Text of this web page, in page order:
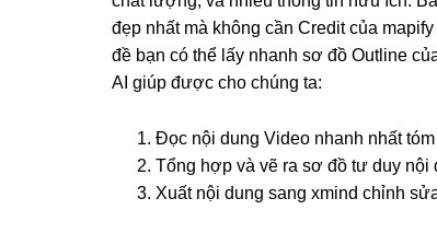
đẹp nhất mà không cần Credit của
đề bạn có thể lấy nhanh sơ đồ Outline
AI giúp được cho chúng ta:
Đọc nội dung Video nhanh nhất tóm
Tổng hợp và vẽ ra sơ đồ tư duy nội
Xuất nội dung sang xmind chỉnh